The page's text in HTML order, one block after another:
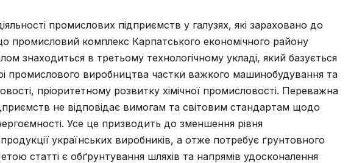
промислових підприємств у галузях, які зараховано до
промисловий комплекс Карпатського економічного району
знаходиться в третьому технологічному укладі, який базується
промислового виробництва частки важкого машинобудування та
пріоритетному розвитку хімічної промисловості. Переважна
не відповідає вимогам та світовим стандартам щодо
Усе це призводить до зменшення рівня
українських виробників, а отже потребує ґрунтовного
статті є обґрунтування шляхів та напрямів удосконалення